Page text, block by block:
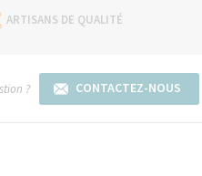
ARTISANS DE QUALITÉ
? CONTACTEZ-NOUS